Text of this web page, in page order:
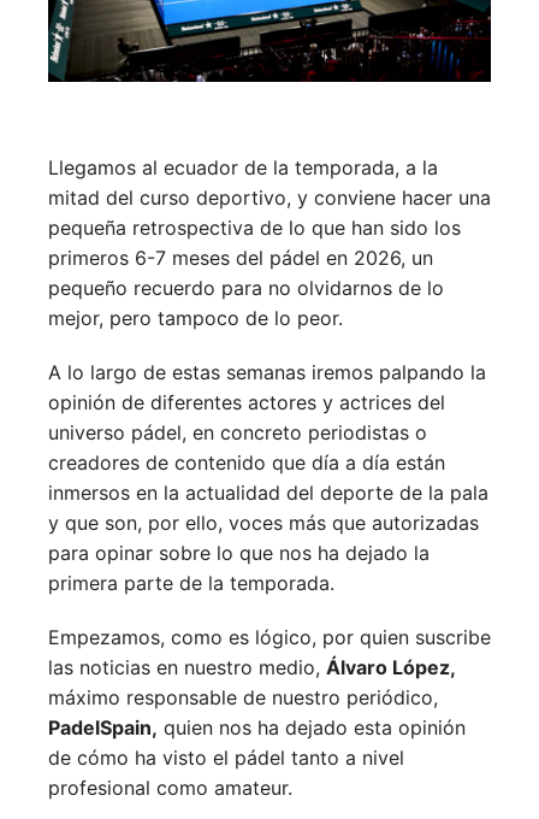
Llegamos al ecuador de la temporada, a la
mitad del curso deportivo, y conviene hacer una
pequeña retrospectiva de lo que han sido los
primeros 6-7 meses del pádel en 2026, un
pequeño recuerdo para no olvidarnos de lo
mejor, pero tampoco de lo peor.
A lo largo de estas semanas iremos palpando la
opinión de diferentes actores y actrices del
universo pádel, en concreto periodistas o
creadores de contenido que día a día están
inmersos en la actualidad del deporte de la pala
y que son, por ello, voces más que autorizadas
para opinar sobre lo que nos ha dejado la
primera parte de la temporada.
Empezamos, como es lógico, por quien suscribe
las noticias en nuestro medio, Álvaro López,
máximo responsable de nuestro periódico,
PadelSpain, quien nos ha dejado esta opinión
de cómo ha visto el pádel tanto a nivel
profesional como amateur.